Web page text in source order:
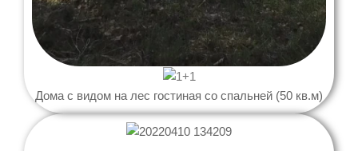
Дома с видом на лес гостиная со спальней (50 кв.м)